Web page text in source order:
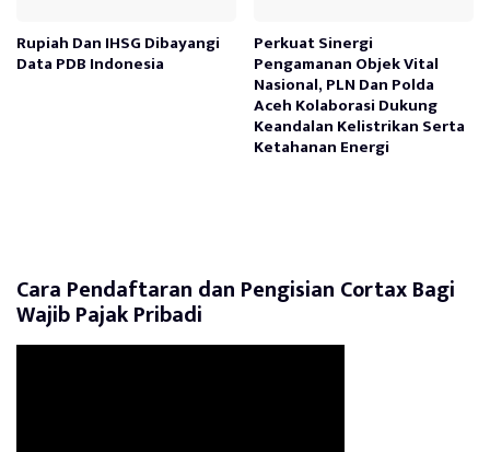
Rupiah Dan IHSG Dibayangi
Data PDB Indonesia
Perkuat Sinergi
Pengamanan Objek Vital
Nasional, PLN Dan Polda
Aceh Kolaborasi Dukung
Keandalan Kelistrikan Serta
Ketahanan Energi
Cara Pendaftaran dan Pengisian Cortax Bagi
Wajib Pajak Pribadi